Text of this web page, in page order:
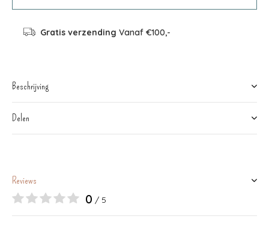
Gratis verzending Vanaf €100,-
Beschrijving
Delen
Reviews
0 / 5